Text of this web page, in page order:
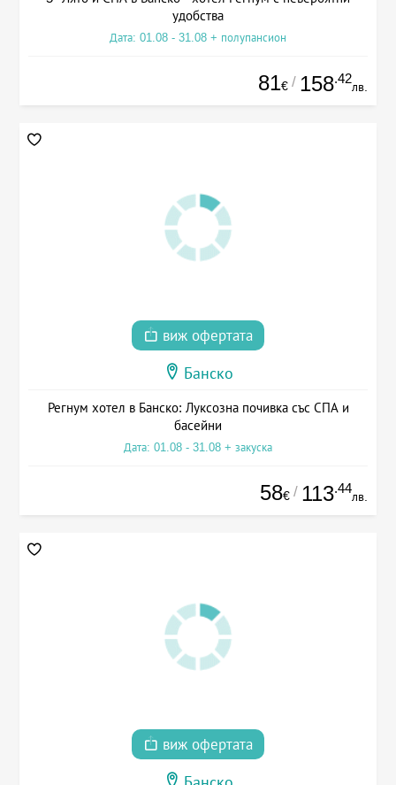
удобства
Дата: 01.08 - 31.08 + полупансион
81€ / 158.42
лв.
виж офертата
Банско
Регнум хотел в Банско: Луксозна почивка със СПА и
басейни
Дата: 01.08 - 31.08 + закуска
58€ / 113.44
лв.
виж офертата